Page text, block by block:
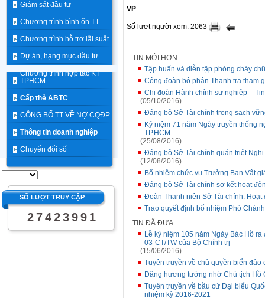
Giám sát đầu tư
Chương trình bình ổn TT
Chương trình hỗ trợ lãi suất
Dự án, hạng mục đầu tư
Chương trình hợp tác KT
TPHCM
Cấp thẻ ABTC
CÔNG BỐ TT VỀ NỢ CQĐP
Thông tin doanh nghiệp
Chuyển đổi số
SỐ LƯỢT TRUY CẬP
2 7 4 2 3 9 9 1
VP
Số lượt người xem: 2063
TIN MỚI HƠN
Tập huấn và diễn tập phòng cháy
Công đoàn bộ phận Thanh tra tham
Chi đoàn Hành chính sự nghiệp –
(05/10/2016)
Đảng bộ Sở Tài chính trong sạch
Kỷ niệm 71 năm Ngày truyền thống
TP.HCM
(25/08/2016)
Đảng bộ Sở Tài chính quán triệt
(12/08/2016)
Bổ nhiệm chức vụ Trưởng Ban Vật
Đảng bộ Sở Tài chính sơ kết hoạt
Đoàn Thanh niên Sở Tài chính:
Trao quyết định bổ nhiệm Phó
TIN ĐÃ ĐƯA
Lễ kỷ niệm 105 năm Ngày Bác Hồ
03-CT/TW của Bộ Chính trị
(15/06/2016)
Tuyên truyền về chủ quyền biển đảo
Dâng hương tưởng nhớ Chủ tịch Hồ
Tuyên truyền về bầu cử Đại biểu
nhiệm kỳ 2016-2021